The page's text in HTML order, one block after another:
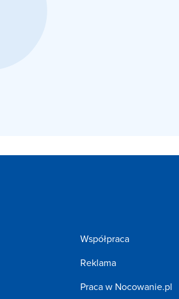
Współpraca
Reklama
Praca w Nocowanie.pl